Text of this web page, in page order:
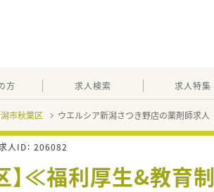
方 求人検索 求人特集
市秋葉区 ウエルシア新潟さつき野店の薬剤師求人
人ID： 206082
】≪福利厚生&教